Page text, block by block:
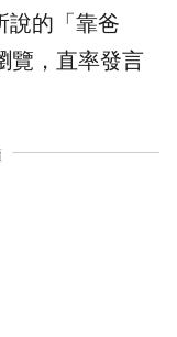
的「 靠爸
覽，直率發言